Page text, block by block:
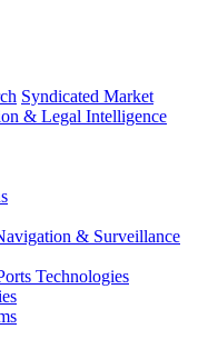
Syndicated Market
& Legal Intelligence
& Surveillance
Technologies